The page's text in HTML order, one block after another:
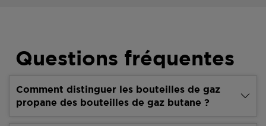
Questions fréquentes
Comment distinguer les bouteilles de gaz
propane des bouteilles de gaz butane ?